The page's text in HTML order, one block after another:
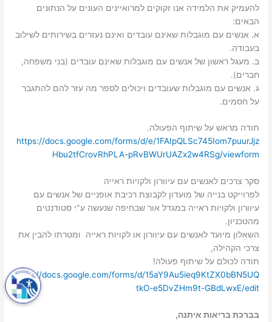
להעמיק את הלמידה אנו זקוקים למרואיינים העונים על הנתונים
הבאים:
א. אנשים עם מוגבלות שאינם עובדים ואינם נעזרים בשירותים לשילוב
בעבודה.
ב. מעגל ראשון של אנשים עם מוגבלות שאינם עובדים (בני משפחה,
חברים).
ג. אנשים עם מוגבלות שעובדים ויכולים לספר מה עזר להם להתגבר
על חסמים.
תודה מראש על שיתוף הפעולה.
https://docs.google.com/forms/d/e/1FAIpQLSc745Iom7puurJjz
Hbu2tfCrovRhPLA-pRvBWUrUAZx2w4RSg/viewform
סקר צרכים לאנשים עם עיוורון ולקויות ראייה
לפרוייקט בנייה של מועדון לקבוצת רכיבת אופניים של אנשים עם
עיוורון ולקויות ראייה במגדל אור שבחיפה שנעשה ע"י סטודנטים
מהטכניון.
השאלון מיועד לאנשים עם עיוורון או לקויות ראייה ומטרתו להבין את
צרכי הקהילה,
תודה לכולם על שיתוף פעולה!
https://docs.google.com/forms/d/15aY9Au5ieq9KtZX0bBN5UQ
tkO-e5DvZHm9t-GBdLwxE/edit
בברכת בריאות איתנה,